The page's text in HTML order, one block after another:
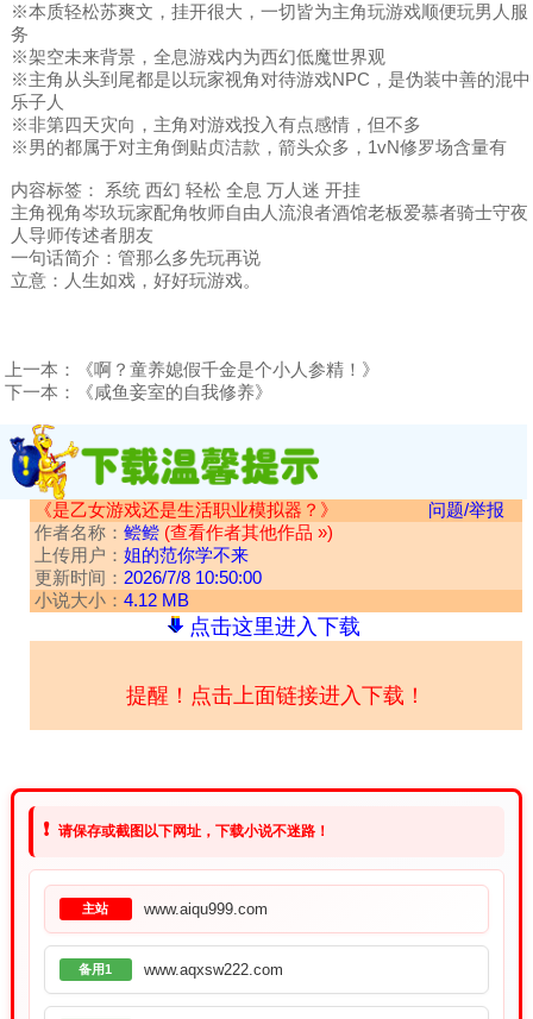
※本质轻松苏爽文，挂开很大，一切皆为主角玩游戏顺便玩男人服
务
※架空未来背景，全息游戏内为西幻低魔世界观
※主角从头到尾都是以玩家视角对待游戏NPC，是伪装中善的混中
乐子人
※非第四天灾向，主角对游戏投入有点感情，但不多
※男的都属于对主角倒贴贞洁款，箭头众多，1vN修罗场含量有
内容标签： 系统 西幻 轻松 全息 万人迷 开挂
主角视角岑玖玩家配角牧师自由人流浪者酒馆老板爱慕者骑士守夜
人导师传述者朋友
一句话简介：管那么多先玩再说
立意：人生如戏，好好玩游戏。
上一本：
《啊？童养媳假千金是个小人参精！》
下一本：
《咸鱼妾室的自我修养》
《是乙女游戏还是生活职业模拟器？》
问题/举报
作者名称： 鲿鲿 (查看作者其他作品 »)
上传用户： 姐的范你学不来
更新时间： 2026/7/8 10:50:00
小说大小： 4.12 MB
点击这里进入下载
提醒！点击上面链接进入下载！
❗ 请保存或截图以下网址，下载小说不迷路！
主站 www.aiqu999.com
备用1 www.aqxsw222.com